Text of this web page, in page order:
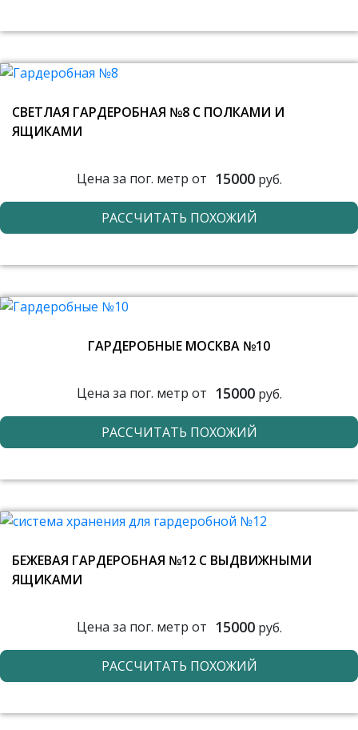
СВЕТЛАЯ ГАРДЕРОБНАЯ №8 С ПОЛКАМИ И
ЯЩИКАМИ
Цена за пог. метр от 15000руб.
РАССЧИТАТЬ ПОХОЖИЙ
ГАРДЕРОБНЫЕ МОСКВА №10
Цена за пог. метр от 15000руб.
РАССЧИТАТЬ ПОХОЖИЙ
БЕЖЕВАЯ ГАРДЕРОБНАЯ №12 С ВЫДВИЖНЫМИ
ЯЩИКАМИ
Цена за пог. метр от 15000руб.
РАССЧИТАТЬ ПОХОЖИЙ